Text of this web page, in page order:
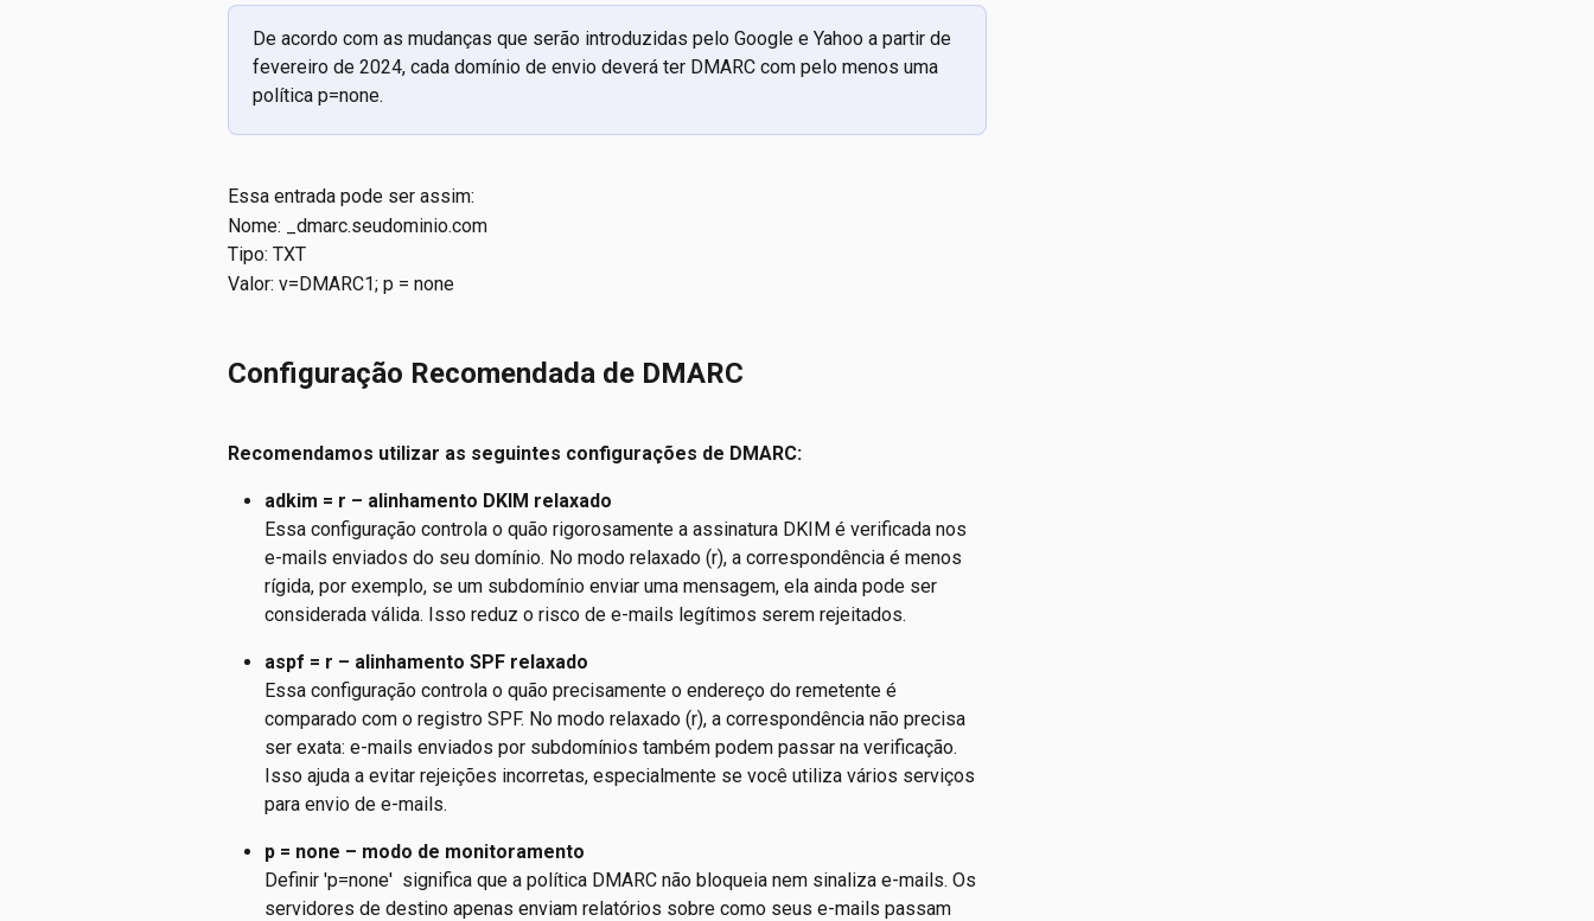
De acordo com as mudanças que serão introduzidas pelo Google e Yahoo a partir de
fevereiro de 2024, cada domínio de envio deverá ter DMARC com pelo menos uma
política p=none.
Essa entrada pode ser assim:
Nome: _dmarc.seudominio.com
Tipo: TXT
Valor: v=DMARC1; p = none
Configuração Recomendada de DMARC
Recomendamos utilizar as seguintes configurações de DMARC:
adkim = r – alinhamento DKIM relaxado
Essa configuração controla o quão rigorosamente a assinatura DKIM é verificada nos
e-mails enviados do seu domínio. No modo relaxado (r), a correspondência é menos
rígida, por exemplo, se um subdomínio enviar uma mensagem, ela ainda pode ser
considerada válida. Isso reduz o risco de e-mails legítimos serem rejeitados.
aspf = r – alinhamento SPF relaxado
Essa configuração controla o quão precisamente o endereço do remetente é
comparado com o registro SPF. No modo relaxado (r), a correspondência não precisa
ser exata: e-mails enviados por subdomínios também podem passar na verificação.
Isso ajuda a evitar rejeições incorretas, especialmente se você utiliza vários serviços
para envio de e-mails.
p = none – modo de monitoramento
Definir 'p=none'  significa que a política DMARC não bloqueia nem sinaliza e-mails. Os
servidores de destino apenas enviam relatórios sobre como seus e-mails passam